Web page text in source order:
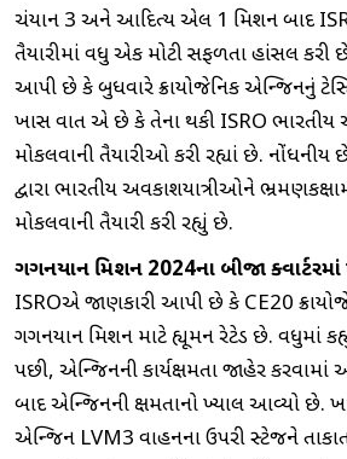
ચંદ્રયાન 3 અને આદિત્ય એલ 1 મિશન બાદ
તૈયારીમાં વધુ એક મોટી સફળતા હાંસલ કરી
આપી છે કે બુધવારે ક્રાયોજેનિક એન્જિનનું
ખાસ વાત એ છે કે તેના થકી ISRO ભારતીય
મોકલવાની તૈયારીઓ કરી રહ્યાં છે.
દ્વારા ભારતીય અવકાશયાત્રીઓને
મોકલવાની તૈયારી કરી રહ્યું છે.
ગગનયાન મિશન 2024ના બીજા
ISROએ જાણકારી આપી છે કે CE20
ગગનયાન મિશન માટે હ્યૂમન રેટેડ છે. વધુમાં
પછી, એન્જિનની કાર્યક્ષમતા જાહેર
બાદ એન્જિનની ક્ષમતાનો ખ્યાલ આવ્યો
એન્જિન LVM3 વાહનના ઉપરી સ્ટેજને